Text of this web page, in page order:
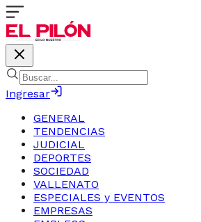
Ingresar
GENERAL
TENDENCIAS
JUDICIAL
DEPORTES
SOCIEDAD
VALLENATO
ESPECIALES y EVENTOS
EMPRESAS